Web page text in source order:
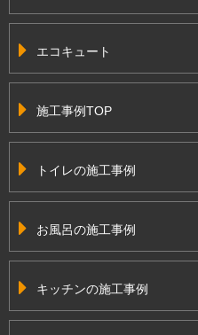
エコキュート
施工事例TOP
トイレの施工事例
お風呂の施工事例
キッチンの施工事例